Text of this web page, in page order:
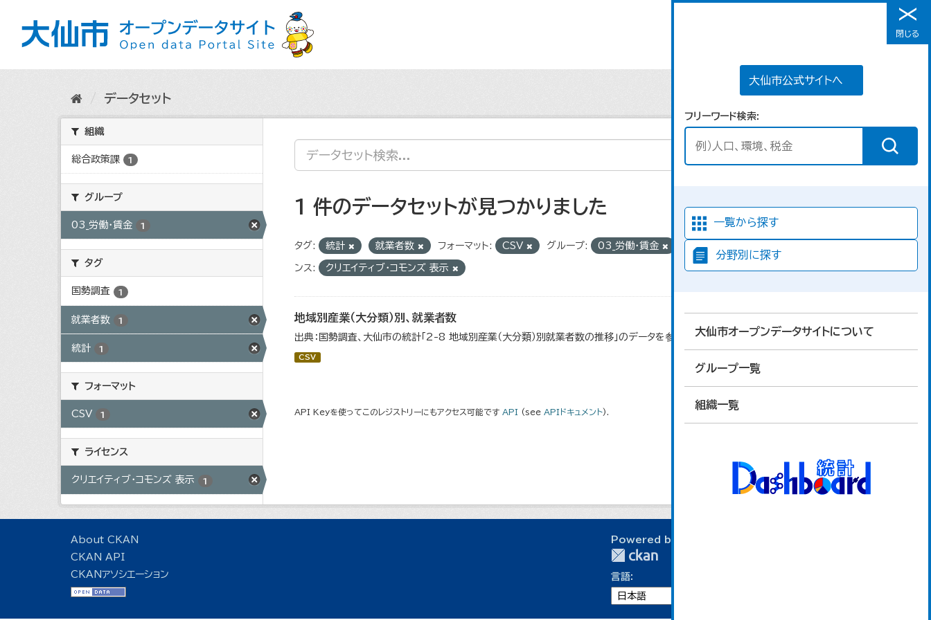
メニュー
大仙市公式サイトへ
フリーワード検索
一覧から探す
分野別に探す
大仙市オープンデータサイトについて
グループ一覧
組織一覧
閉じる
データセット
組織
総合政策課 1
グループ
03_労働・賃金 1
タグ
国勢調査 1
就業者数 1
統計 1
フォーマット
CSV 1
ライセンス
クリエイティブ・コモンズ 表示 1
1 件のデータセットが見つかりました
タグ: 統計 就業者数 フォーマット: CSV グループ: 03_労働・賃金 ライセ
ンス: クリエイティブ・コモンズ 表示
地域別産業（大分類）別、就業者数
出典：国勢調査、大仙市の統計「2-8 地域別産業（大分類）別就業者数の推移」のデータを参照しています。
CSV
API Keyを使ってこのレジストリーにもアクセス可能です API (see APIドキュメント).
About CKAN
CKAN API
CKANアソシエーション
Powered by
言語